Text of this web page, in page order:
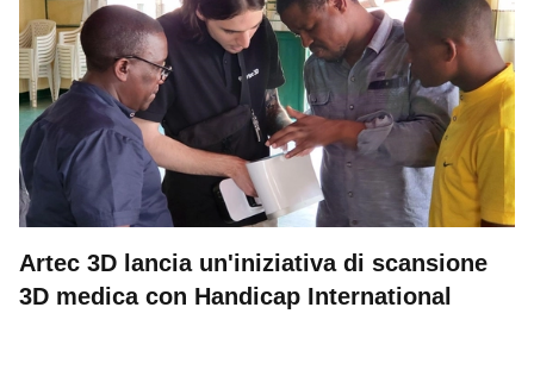
Artec 3D lancia un'iniziativa di scansione
3D medica con Handicap International